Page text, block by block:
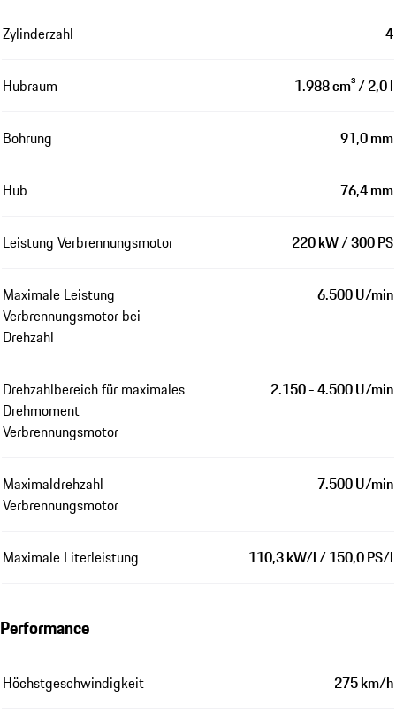
Zylinderzahl 4
Hubraum 1.988 cm³ / 2,0 l
Bohrung 91,0 mm
Hub 76,4 mm
Leistung Verbrennungsmotor 220 kW / 300 PS
Maximale Leistung
Verbrennungsmotor bei
Drehzahl
6.500 U/min
Drehzahlbereich für maximales
Drehmoment
Verbrennungsmotor
2.150 - 4.500 U/min
Maximaldrehzahl
Verbrennungsmotor
7.500 U/min
Maximale Literleistung 110,3 kW/l / 150,0 PS/l
Performance
Höchstgeschwindigkeit 275 km/h